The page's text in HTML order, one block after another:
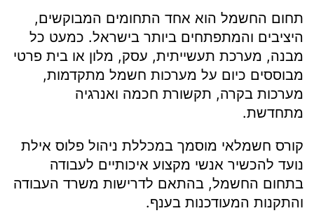
תחום החשמל הוא אחד התחומים המבוקשים,
היציבים והמתפתחים ביותר בישראל. כמעט כל
מבנה, מערכת תעשייתית, עסק, מלון או בית פרטי
מבוססים כיום על מערכות חשמל מתקדמות,
מערכות בקרה, תקשורת חכמה ואנרגיה
מתחדשת.
קורס חשמלאי מוסמך במכללת ניהול פלוס אילת
נועד להכשיר אנשי מקצוע איכותיים לעבודה
בתחום החשמל, בהתאם לדרישות משרד העבודה
והתקנות המעודכנות בענף.